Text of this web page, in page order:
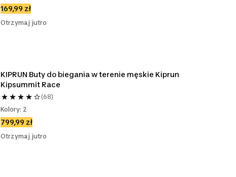
169,99 zł
Otrzymaj jutro
KIPRUN Buty do biegania w terenie męskie Kiprun
Kipsummit Race
(68)
Kolory: 2
799,99 zł
Otrzymaj jutro